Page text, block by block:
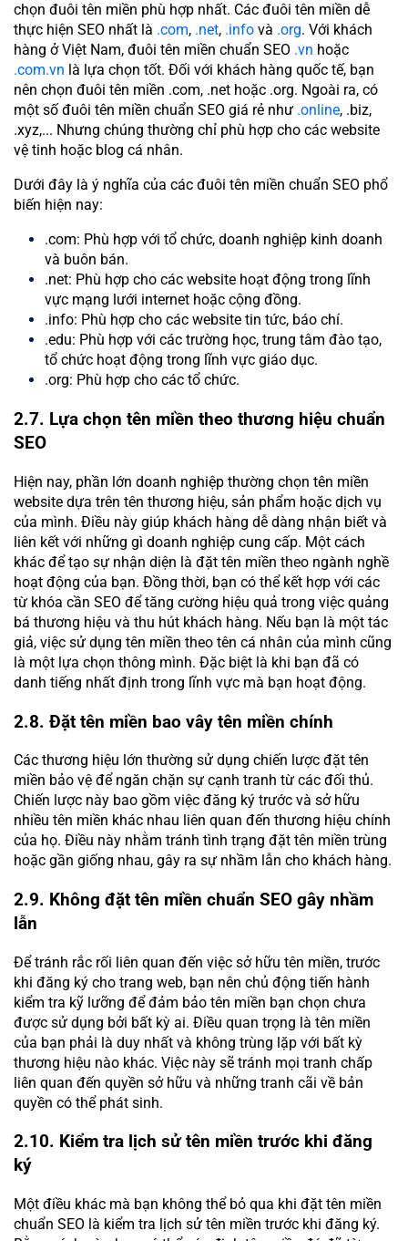
chọn đuôi tên miền phù hợp nhất. Các đuôi tên miền dễ
thực hiện SEO nhất là .com, .net, .info và .org. Với khách
hàng ở Việt Nam, đuôi tên miền chuẩn SEO .vn hoặc
.com.vn là lựa chọn tốt. Đối với khách hàng quốc tế, bạn
nên chọn đuôi tên miền .com, .net hoặc .org. Ngoài ra, có
một số đuôi tên miền chuẩn SEO giá rẻ như .online, .biz,
.xyz,... Nhưng chúng thường chỉ phù hợp cho các website
vệ tinh hoặc blog cá nhân.
Dưới đây là ý nghĩa của các đuôi tên miền chuẩn SEO phổ
biến hiện nay:
.com: Phù hợp với tổ chức, doanh nghiệp kinh doanh
và buôn bán.
.net: Phù hợp cho các website hoạt động trong lĩnh
vực mạng lưới internet hoặc cộng đồng.
.info: Phù hợp cho các website tin tức, báo chí.
.edu: Phù hợp với các trường học, trung tâm đào tạo,
tổ chức hoạt động trong lĩnh vực giáo dục.
.org: Phù hợp cho các tổ chức.
2.7. Lựa chọn tên miền theo thương hiệu chuẩn
SEO
Hiện nay, phần lớn doanh nghiệp thường chọn tên miền
website dựa trên tên thương hiệu, sản phẩm hoặc dịch vụ
của mình. Điều này giúp khách hàng dễ dàng nhận biết và
liên kết với những gì doanh nghiệp cung cấp. Một cách
khác để tạo sự nhận diện là đặt tên miền theo ngành nghề
hoạt động của bạn. Đồng thời, bạn có thể kết hợp với các
từ khóa cần SEO để tăng cường hiệu quả trong việc quảng
bá thương hiệu và thu hút khách hàng. Nếu bạn là một tác
giả, việc sử dụng tên miền theo tên cá nhân của mình cũng
là một lựa chọn thông mình. Đặc biệt là khi bạn đã có
danh tiếng nhất định trong lĩnh vực mà bạn hoạt động.
2.8. Đặt tên miền bao vây tên miền chính
Các thương hiệu lớn thường sử dụng chiến lược đặt tên
miền bảo vệ để ngăn chặn sự cạnh tranh từ các đối thủ.
Chiến lược này bao gồm việc đăng ký trước và sở hữu
nhiều tên miền khác nhau liên quan đến thương hiệu chính
của họ. Điều này nhằm tránh tình trạng đặt tên miền trùng
hoặc gần giống nhau, gây ra sự nhầm lẫn cho khách hàng.
2.9. Không đặt tên miền chuẩn SEO gây nhầm
lẫn
Để tránh rắc rối liên quan đến việc sở hữu tên miền, trước
khi đăng ký cho trang web, bạn nên chủ động tiến hành
kiểm tra kỹ lưỡng để đảm bảo tên miền bạn chọn chưa
được sử dụng bởi bất kỳ ai. Điều quan trọng là tên miền
của bạn phải là duy nhất và không trùng lặp với bất kỳ
thương hiệu nào khác. Việc này sẽ tránh mọi tranh chấp
liên quan đến quyền sở hữu và những tranh cãi về bản
quyền có thể phát sinh.
2.10. Kiểm tra lịch sử tên miền trước khi đăng
ký
Một điều khác mà bạn không thể bỏ qua khi đặt tên miền
chuẩn SEO là kiểm tra lịch sử tên miền trước khi đăng ký.